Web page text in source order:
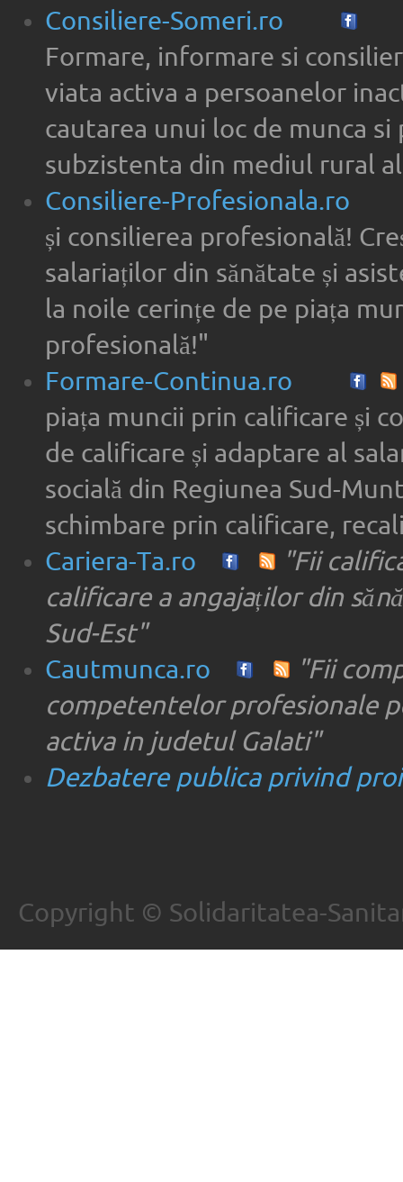
Consiliere-Someri.ro
Formare, informare si
viata activa a persoanelor
cautarea unui loc de munca
subzistenta din mediul rural
Consiliere-Profesionala.ro
și consilierea profesională!
salariaților din sănătate și
la noile cerințe de pe piața
profesională!"
Formare-Continua.ro
piața muncii prin calificare și
de calificare și adaptare al
socială din Regiunea Sud-
schimbare prin calificare,
Cariera-Ta.ro
"Fii
calificare a angajaților din
Sud-Est"
Cautmunca.ro
"Fii
competentelor profesionale
activa in judetul Galati"
Dezbatere publica privind
Copyright © Solidaritatea-